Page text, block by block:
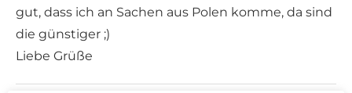
gut, dass ich an Sachen aus Polen komme, da sind
die günstiger ;)
Liebe Grüße